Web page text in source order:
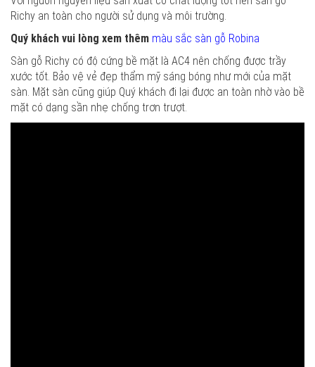
Richy an toàn cho người sử dụng và môi trường.
Quý khách vui lòng xem thêm màu sắc sàn gỗ Robina
Sàn gỗ Richy có độ cứng bề mặt là AC4 nên chống được trầy
xước tốt. Bảo vệ vẻ đẹp thẩm mỹ sáng bóng như mới của mặt
sàn. Mặt sàn cũng giúp Quý khách đi lại được an toàn nhờ vào bề
mặt có dạng sần nhẹ chống trơn trượt.